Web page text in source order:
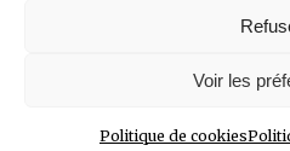
Voir les
Politique de cookies
Politique de
Politique